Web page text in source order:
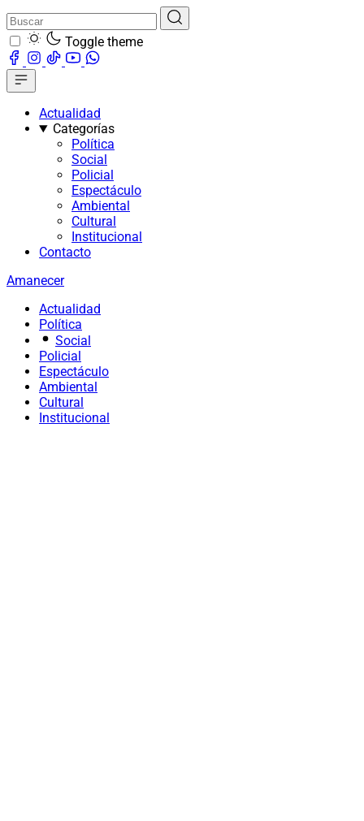
Toggle theme
Actualidad
Categorías
Política
Social
Policial
Espectáculo
Ambiental
Cultural
Institucional
Contacto
Amanecer
Actualidad
Política
Social
Policial
Espectáculo
Ambiental
Cultural
Institucional